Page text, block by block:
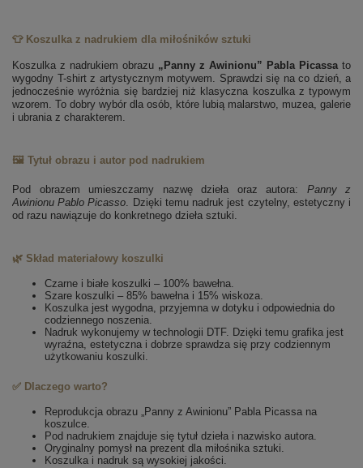
👕 Koszulka z nadrukiem dla miłośników sztuki
Koszulka z nadrukiem obrazu „Panny z Awinionu” Pabla Picassato
wygodny T-shirt z artystycznym motywem. Sprawdzi się na co dzień, a
jednocześnie wyróżnia się bardziej niż klasyczna koszulka z typowym
wzorem. To dobry wybór dla osób, które lubią malarstwo, muzea, galerie
i ubrania z charakterem.
🖼️ Tytuł obrazu i autor pod nadrukiem
Pod obrazem umieszczamy nazwę dzieła oraz autora: Panny z
Awinionu Pablo Picasso. Dzięki temu nadruk jest czytelny, estetyczny i
od razu nawiązuje do konkretnego dzieła sztuki.
🌿 Skład materiałowy koszulki
Czarne i białe koszulki – 100% bawełna.
Szare koszulki – 85% bawełna i 15% wiskoza.
Koszulka jest wygodna, przyjemna w dotyku i odpowiednia do
codziennego noszenia.
Nadruk wykonujemy w technologii DTF. Dzięki temu grafika jest
wyraźna, estetyczna i dobrze sprawdza się przy codziennym
użytkowaniu koszulki.
✅ Dlaczego warto?
Reprodukcja obrazu „Panny z Awinionu” Pabla Picassa na
koszulce.
Pod nadrukiem znajduje się tytuł dzieła i nazwisko autora.
Oryginalny pomysł na prezent dla miłośnika sztuki.
Koszulka i nadruk są wysokiej jakości.